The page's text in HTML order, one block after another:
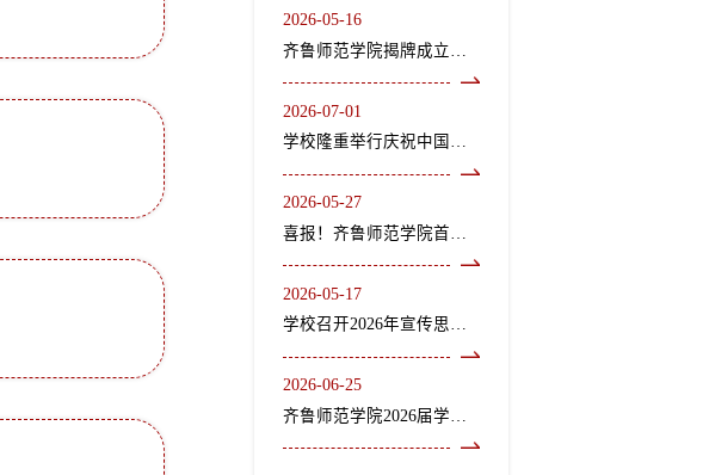
2026-05-16
2026-07-01
学校隆重举行庆祝中国共产党成立105周年“七一”表彰大会暨《长歌尽美》艺术党课
2026-05-27
2026-05-17
学校召开2026年宣传思想文化工作会议
2026-06-25